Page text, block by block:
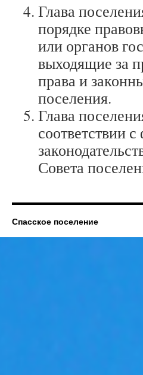
Глава
порядке
или органов
выходящие за
права и
поселения.
Глава
соответствии
Совета
Спасское поселение